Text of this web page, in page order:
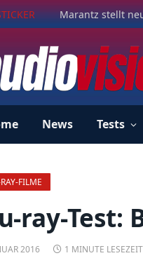
Marantz stellt
News Tests
FILME
ray-Test:
2016 1 MINUTE LESEZEIT